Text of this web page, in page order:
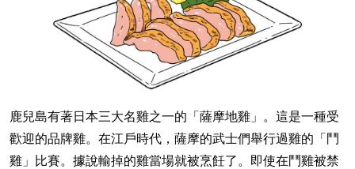
鹿兒島有著日本三大名雞之一的「薩摩地雞」。這是一種受
歡迎的品牌雞。在江戶時代，薩摩的武士們舉行過雞的「鬥
雞」比賽。據說輸掉的雞當場就被烹飪了。即使在鬥雞被禁